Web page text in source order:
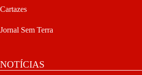
Cartazes
Jornal Sem Terra
NOTÍCIAS